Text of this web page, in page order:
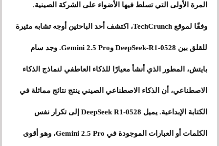
المرة الأولى التي تسلط فيها الأضواء على الشركة الصينية.
وفقًا لموقع TechCrunch، اكتشف أحد الباحثين أوجه تشابه مثيرة
للقلق بين DeepSeek-R1-0528 وGemini 2.5 Pro. وجد سام
بايتش، المطور الذي أنشأ معيارًا للذكاء العاطفي لنماذج الذكاء
الاصطناعي، أن الذكاء الاصطناعي الصيني ينتج نتائج مماثلة في
الكتابة الإبداعية. يميل DeepSeek R1-0528 إلى تكرار نفس
الكلمات أو العبارات الموجودة في Gemini 2.5 Pro، وهو أقوى